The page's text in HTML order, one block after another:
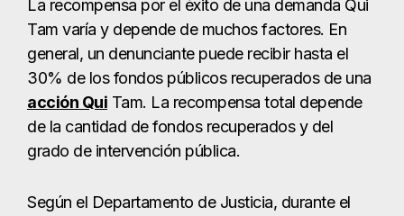
La recompensa por el éxito de una demanda Qui
Tam varía y depende de muchos factores. En
general, un denunciante puede recibir hasta el
30% de los fondos públicos recuperados de una
acción Qui Tam. La recompensa total depende
de la cantidad de fondos recuperados y del
grado de intervención pública.
Según el Departamento de Justicia, durante el